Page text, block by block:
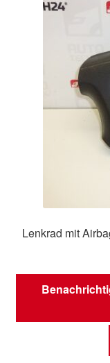
Lenkrad mit